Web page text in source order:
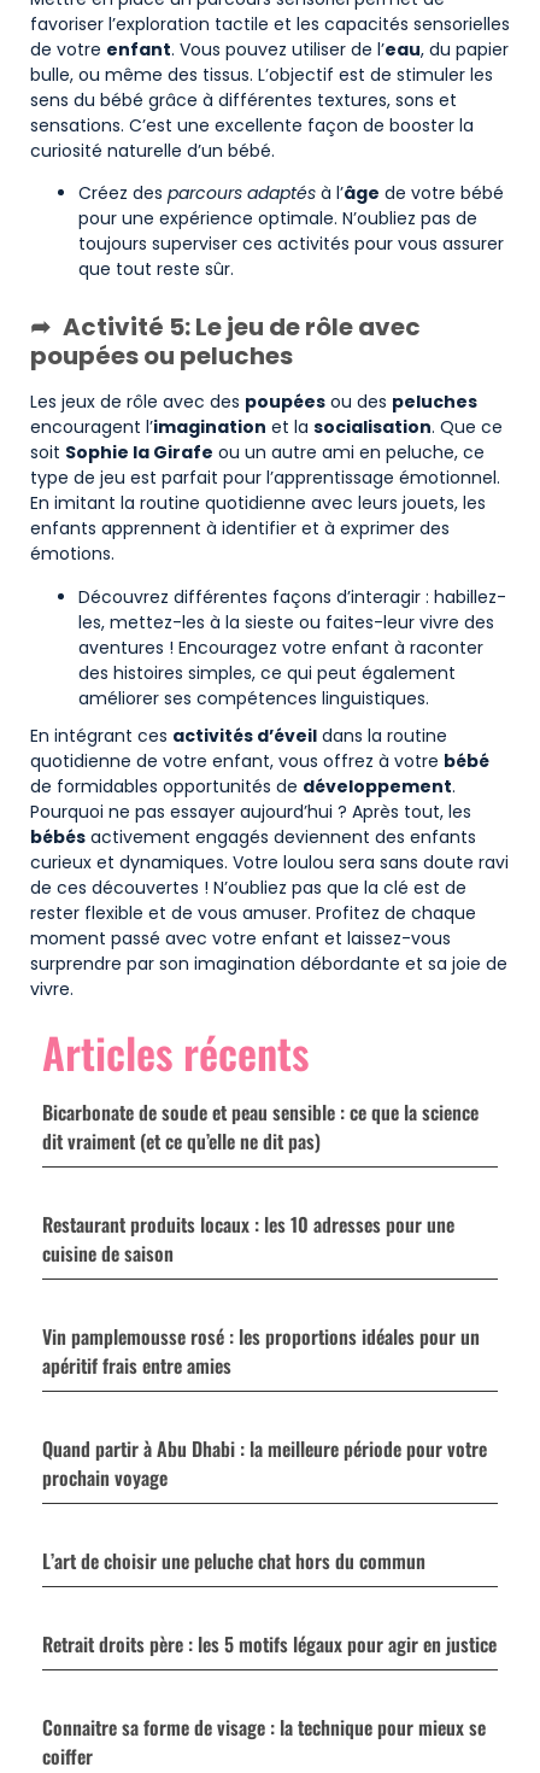
favoriser l’exploration tactile et les capacités sensorielles
de votre enfant. Vous pouvez utiliser de l’eau, du papier
bulle, ou même des tissus. L’objectif est de stimuler les
sens du bébé grâce à différentes textures, sons et
sensations. C’est une excellente façon de booster la
curiosité naturelle d’un bébé.
Créez des parcours adaptés à l’âge de votre bébé
pour une expérience optimale. N’oubliez pas de
toujours superviser ces activités pour vous assurer
que tout reste sûr.
Activité 5: Le jeu de rôle avec
poupées ou peluches
Les jeux de rôle avec des poupées ou des peluches
encouragent l’imagination et la socialisation. Que ce
soit Sophie la Girafe ou un autre ami en peluche, ce
type de jeu est parfait pour l’apprentissage émotionnel.
En imitant la routine quotidienne avec leurs jouets, les
enfants apprennent à identifier et à exprimer des
émotions.
Découvrez différentes façons d’interagir : habillez-
les, mettez-les à la sieste ou faites-leur vivre des
aventures ! Encouragez votre enfant à raconter
des histoires simples, ce qui peut également
améliorer ses compétences linguistiques.
En intégrant ces activités d’éveil dans la routine
quotidienne de votre enfant, vous offrez à votre bébé
de formidables opportunités de développement.
Pourquoi ne pas essayer aujourd’hui ? Après tout, les
bébés activement engagés deviennent des enfants
curieux et dynamiques. Votre loulou sera sans doute ravi
de ces découvertes ! N’oubliez pas que la clé est de
rester flexible et de vous amuser. Profitez de chaque
moment passé avec votre enfant et laissez-vous
surprendre par son imagination débordante et sa joie de
vivre.
Articles récents
Bicarbonate de soude et peau sensible : ce que la science
dit vraiment (et ce qu’elle ne dit pas)
Restaurant produits locaux : les 10 adresses pour une
cuisine de saison
Vin pamplemousse rosé : les proportions idéales pour un
apéritif frais entre amies
Quand partir à Abu Dhabi : la meilleure période pour votre
prochain voyage
L’art de choisir une peluche chat hors du commun
Retrait droits père : les 5 motifs légaux pour agir en justice
Connaitre sa forme de visage : la technique pour mieux se
coiffer